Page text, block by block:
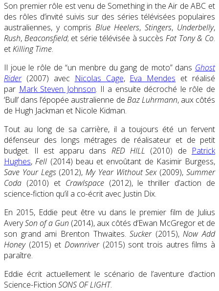
Son premier rôle est venu de Something in the Air de ABC et
des rôles d’invité suivis sur des séries télévisées populaires
australiennes, y compris Blue Heelers,Stingers, Underbelly,
Rush, Beaconsfield; et série télévisée à succès Fat Tony & Co.
etKilling Time.
Il joue le rôle de “un menbre du gang de moto” dans Ghost
Rider(2007) avec Nicolas Cage, Eva Mendes et réalisé
par Mark Steven Johnson. Il a ensuite décroché le rôle de
‘Bull’ dans l’épopée australienne de Baz Luhrmann, aux côtés
de Hugh Jackman et Nicole Kidman.
Tout au long de sa carrière, il a toujours été un fervent
défenseur des longs métrages de réalisateur et de petit
budget. Il est apparu dans RED HILL (2010) de Patrick
Hughes,Fell (2014) beau et envoûtant de Kasimir Burgess,
Save Your Legs (2012),My Year Without Sex(2009),Summer
Coda (2010) et Crawlspace (2012), le thriller d’action de
science-fiction qu’il a co-écrit avec Justin Dix.
En 2015, Eddie peut être vu dans le premier film de Julius
AverySon of a Gun (2014), aux côtés d’Ewan McGregor et de
son grand ami Brenton Thwaites.Sucker (2015),Now Add
Honey (2015) etDownriver(2015) sont trois autres films à
paraître.
Eddie écrit actuellement le scénario de l’aventure d’action
Science-Fiction SONS OF LIGHT.